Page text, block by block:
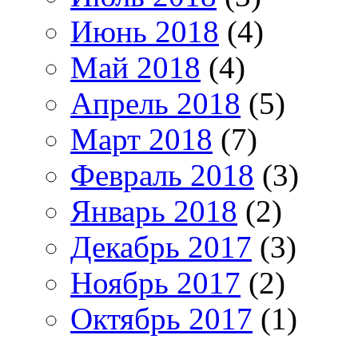
Июнь 2018 (4)
Май 2018 (4)
Апрель 2018 (5)
Март 2018 (7)
Февраль 2018 (3)
Январь 2018 (2)
Декабрь 2017 (3)
Ноябрь 2017 (2)
Октябрь 2017 (1)